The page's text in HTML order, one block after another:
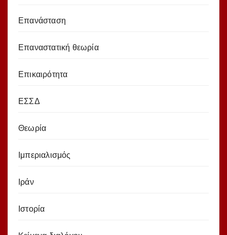
Επανάσταση
Επαναστατική θεωρία
Επικαιρότητα
ΕΣΣΔ
Θεωρία
Ιμπεριαλισμός
Ιράν
Ιστορία